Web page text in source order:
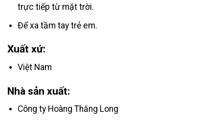
trực tiếp từ mặt trời.
Để xa tầm tay trẻ em.
Xuất xứ:
Việt Nam
Nhà sản xuất:
Công ty Hoàng Thăng Long